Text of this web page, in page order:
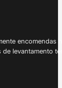
levantamento